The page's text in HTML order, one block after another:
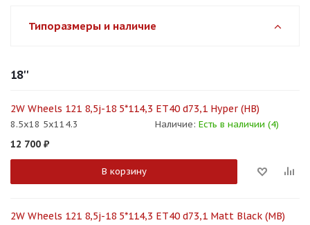
Типоразмеры и наличие
18''
2W Wheels 121 8,5j-18 5*114,3 ET40 d73,1 Hyper (HB)
8.5x18 5x114.3 Наличие: Есть в наличии (4)
12 700 ₽
В корзину
2W Wheels 121 8,5j-18 5*114,3 ET40 d73,1 Matt Black (MB)